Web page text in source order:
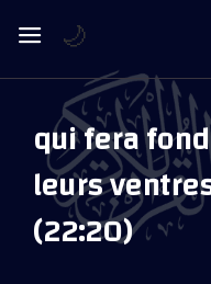
qui fera
leurs
(22:20)
🌙